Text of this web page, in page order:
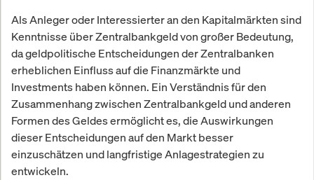
Als Anleger oder Interessierter an den Kapitalmärkten sind
Kenntnisse über Zentralbankgeld von großer Bedeutung,
da geldpolitische Entscheidungen der Zentralbanken
erheblichen Einfluss auf die Finanzmärkte und
Investments haben können. Ein Verständnis für den
Zusammenhang zwischen Zentralbankgeld und anderen
Formen des Geldes ermöglicht es, die Auswirkungen
dieser Entscheidungen auf den Markt besser
einzuschätzen und langfristige Anlagestrategien zu
entwickeln.